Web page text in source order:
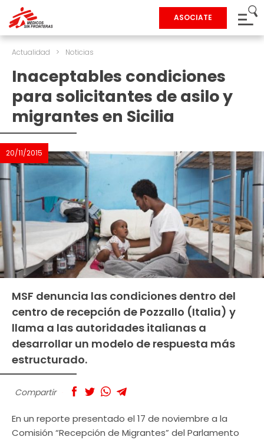
ASOCIATE
Actualidad > Noticias
Inaceptables condiciones
para solicitantes de asilo y
migrantes en Sicilia
20/11/2015
MSF denuncia las condiciones dentro del
centro de recepción de Pozzallo (Italia) y
llama a las autoridades italianas a
desarrollar un modelo de respuesta más
estructurado.
Compartir
En un reporte presentado el 17 de noviembre a la
Comisión “Recepción de Migrantes” del Parlamento